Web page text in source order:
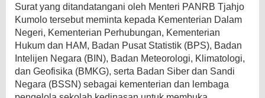
Surat yang ditandatangani oleh Menteri PANRB Tjahjo
Kumolo tersebut meminta kepada Kementerian Dalam
Negeri, Kementerian Perhubungan, Kementerian
Hukum dan HAM, Badan Pusat Statistik (BPS), Badan
Intelijen Negara (BIN), Badan Meteorologi, Klimatologi,
dan Geofisika (BMKG), serta Badan Siber dan Sandi
Negara (BSSN) sebagai kementerian dan lembaga